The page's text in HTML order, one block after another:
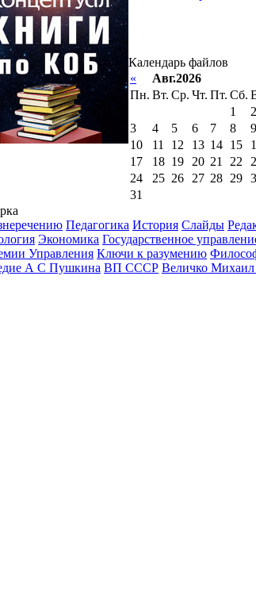
Календарь файлов
«
Авг.2026
Пн. Вт. Ср. Чт. Пт. Сб.
1
2
3
4 5 6 7 8
9
10
11 12 13 14 15
17
18 19 20 21 22
24
25 26 27 28 29
31
Педагогика История Слайды
Экономика Государственное
Управления Ключи к разумению
А С Пушкина ВП СССР Величко